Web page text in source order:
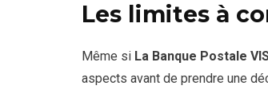
Les limites à
Même si La Banque Postale
aspects avant de prendre une